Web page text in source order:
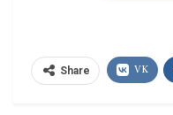
El ataque a los
Share VK